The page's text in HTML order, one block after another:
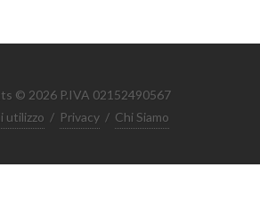
© 2026 P.IVA 02152490567
utilizzo / Privacy / Chi Siamo